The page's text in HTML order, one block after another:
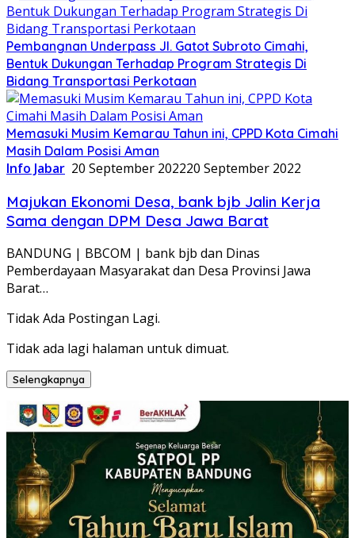
Pembangnan Underpass Jl. Gatot Subroto Cimahi,
Bentuk Dukungan Terhadap Program Strategis Di
Bidang Transportasi Perkotaan
Memasuki Musim Kemarau Tahun ini, CPPD Kota Cimahi
Masih Dalam Posisi Aman
Info Jabar 20 September 202220 September 2022
Majukan Ekonomi Desa, bank bjb Jalin Kerja
Sama dengan DPM Desa Jawa Barat
BANDUNG | BBCOM | bank bjb dan Dinas
Pemberdayaan Masyarakat dan Desa Provinsi Jawa
Barat…
Tidak Ada Postingan Lagi.
Tidak ada lagi halaman untuk dimuat.
Selengkapnya